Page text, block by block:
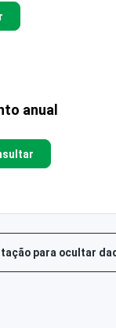
anual
para ocultar